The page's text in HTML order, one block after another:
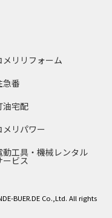
メリリフォーム
急番
油宅配
メリパワー
動工具・機械レンタル
ービス
BUER.DE Co.,Ltd. All rights